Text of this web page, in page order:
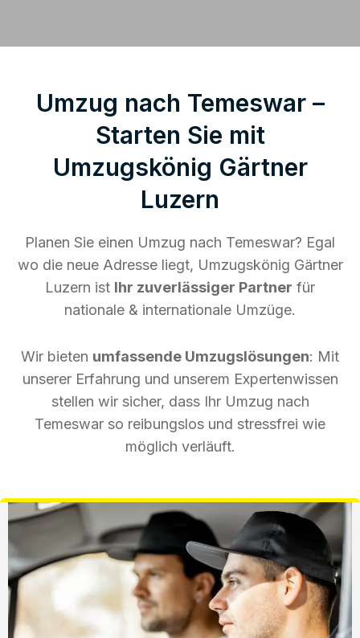
Umzug nach Temeswar –
Starten Sie mit
Umzugskönig Gärtner
Luzern
Planen Sie einen Umzug nach Temeswar? Egal
wo die neue Adresse liegt, Umzugskönig Gärtner
Luzern ist Ihr zuverlässiger Partner für
nationale & internationale Umzüge.
Wir bieten umfassende Umzugslösungen: Mit
unserer Erfahrung und unserem Expertenwissen
stellen wir sicher, dass Ihr Umzug nach
Temeswar so reibungslos und stressfrei wie
möglich verläuft.